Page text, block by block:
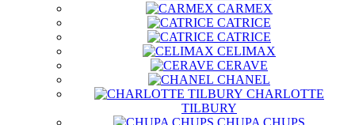
CARMEX
CATRICE
CATRICE
CELIMAX
CERAVE
CHANEL
CHARLOTTE
TILBURY
CHUPA CHUPS